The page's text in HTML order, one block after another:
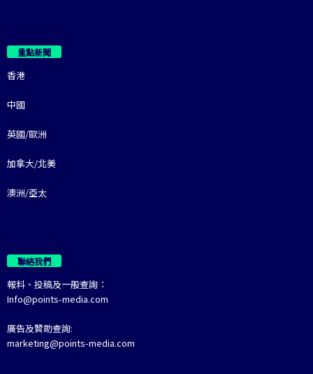
重點新聞
香港
中國
英國/歐洲
加拿大/北美
澳洲/亞太
聯絡我們
報料、投稿及一般查詢：
Info@points-media.com
廣告及贊助查詢:
marketing@points-media.com